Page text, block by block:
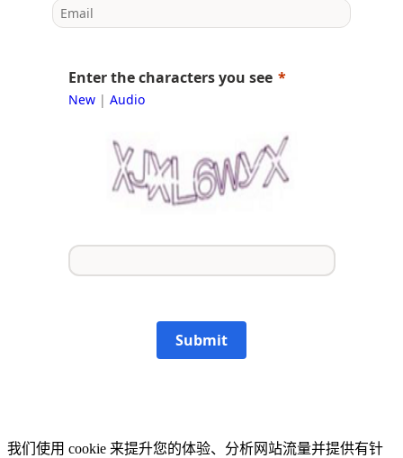
Enter the characters you see
New| Audio
Submit
我们使用 cookie 来提升您的体验、分析网站流量并提供有针